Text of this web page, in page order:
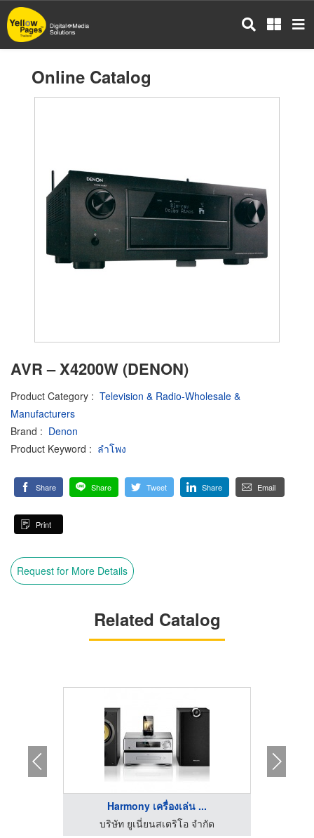
Skip
to
main
Online Catalog
AVR – X4200W (DENON)
Product Category : Television & Radio-Wholesale &
Manufacturers
Brand : Denon
Product Keyword : ลำโพง
Share Share Tweet Share Email
Print
Request for More Details
Related Catalog
Harmony เครื่องเล่น ...
บริษัท ยูเนี่ยนสเตริโอ จำกัด